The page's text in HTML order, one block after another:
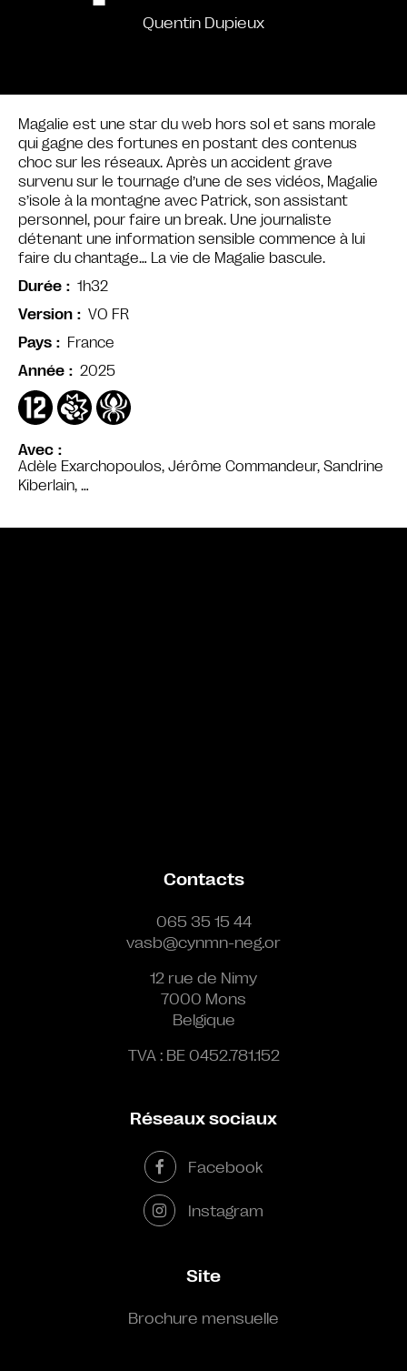
Quentin Dupieux
Avec
Adèle Exarchopoulos, Jérôme Commandeur, Sandrine
Kiberlain, …
Magalie est une star du web hors sol et sans morale
qui gagne des fortunes en postant des contenus
choc sur les réseaux. Après un accident grave
survenu sur le tournage d’une de ses vidéos, Magalie
s’isole à la montagne avec Patrick, son assistant
personnel, pour faire un break. Une journaliste
détenant une information sensible commence à lui
faire du chantage… La vie de Magalie bascule.
Durée
1h32
Version
VO FR
Pays
France
Année
2025
Contacts
065 35 15 44
vasb@cynmn-neg.or
12 rue de Nimy
7000 Mons
Belgique
TVA : BE 0452.781.152
Réseaux sociaux
Facebook
Instagram
Site
Brochure mensuelle